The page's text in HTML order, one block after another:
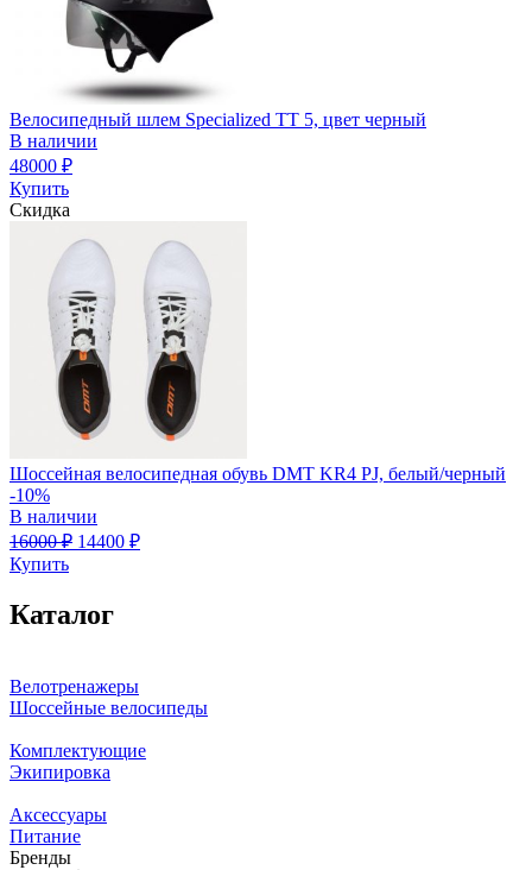
Велосипедный шлем Specialized TT 5, цвет черный
В наличии
48000 ₽
Купить
Скидка
Шоссейная велосипедная обувь DMT KR4 PJ, белый/черный
-10%
В наличии
16000₽ 14400 ₽
Купить
Каталог
Велотренажеры
Шоссейные велосипеды
Комплектующие
Экипировка
Аксессуары
Питание
Бренды